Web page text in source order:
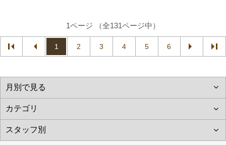
1ページ （全131ページ中）
1 2 3 4 5 6